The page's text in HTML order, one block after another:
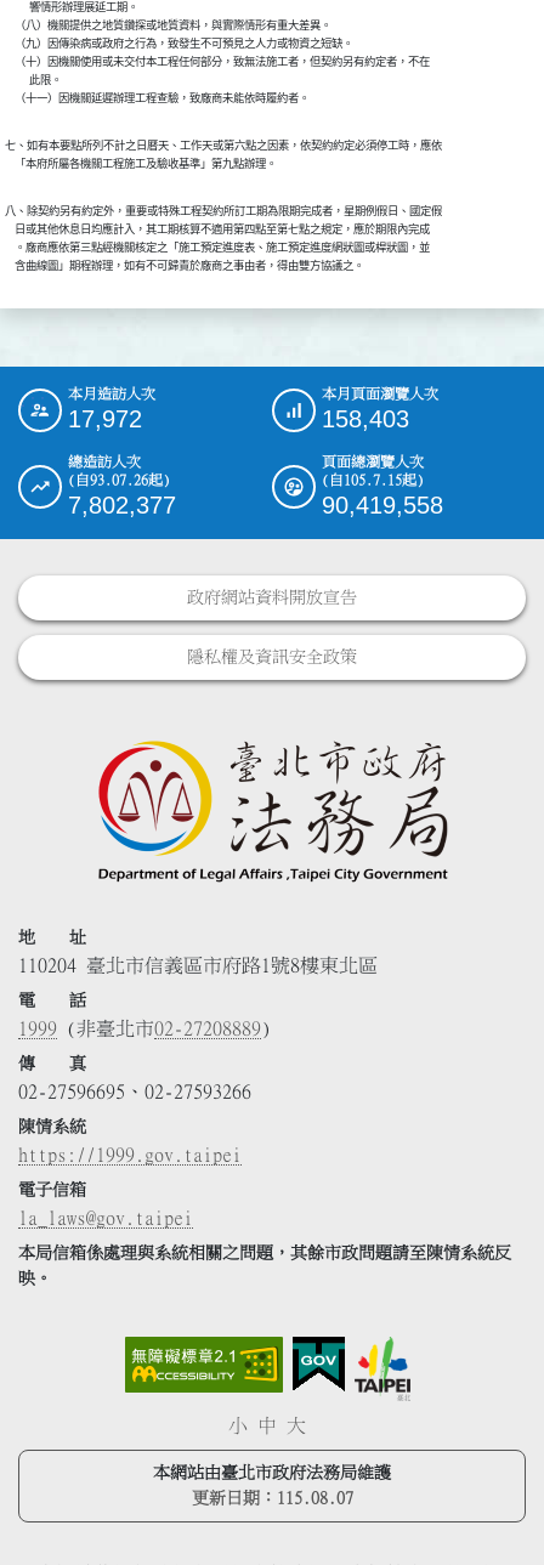
          響情形辦理展延工期。
    （八）機關提供之地質鑽探或地質資料，與實際情形有重大差異。
    （九）因傳染病或政府之行為，致發生不可預見之人力或物資之短缺。
    （十）因機關使用或未交付本工程任何部分，致無法施工者，但契約另有約定者，不在
          此限。
    （十一）因機關延遲辦理工程查驗，致廠商未能依時履約者。
七、如有本要點所列不計之日曆天、工作天或第六點之因素，依契約約定必須停工時，應依
    「本府所屬各機關工程施工及驗收基準」第九點辦理。
八、除契約另有約定外，重要或特殊工程契約所訂工期為限期完成者，星期例假日、國定假
    日或其他休息日均應計入，其工期核算不適用第四點至第七點之規定，應於期限內完成
    。廠商應依第三點經機關核定之「施工預定進度表、施工預定進度網狀圖或桿狀圖，並
    含曲線圖」期程辦理，如有不可歸責於廠商之事由者，得由雙方協議之。
::: 本月造訪人次
17,972
本月頁面瀏覽人次
158,403
總造訪人次
(自93.07.26起)
7,802,377
頁面總瀏覽人次
(自105.7.15起)
90,419,558
政府網站資料開放宣告
隱私權及資訊安全政策
地 址
110204 臺北市信義區市府路1號8樓東北區
電 話
1999 (非臺北市02-27208889)
傳 真
02-27596695、02-27593266
陳情系統
https://1999.gov.taipei
電子信箱
la_laws@gov.taipei
本局信箱係處理與系統相關之問題，其餘市政問題請至陳情系統反
映。
小 中 大
本網站由臺北市政府法務局維護
更新日期： 115.08.07